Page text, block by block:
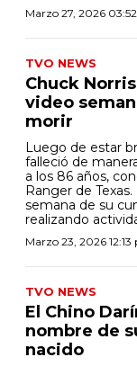
Marzo 27, 2026
TVO NEWS
Chuck
video
morir
Luego de estar
falleció de
a los 86 años,
Ranger de
semana de su
realizando
Marzo 23, 2026 12:13
TVO NEWS
El Chino
nombre de
nacido